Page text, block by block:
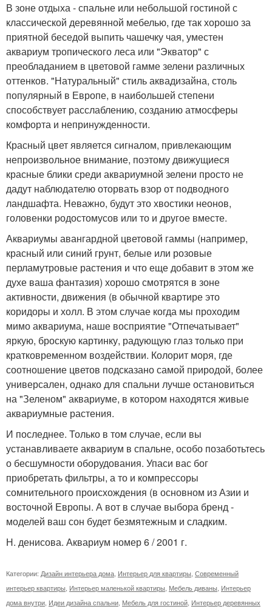
В зоне отдыха - спальне или небольшой гостиной с
классической деревянной мебелью, где так хорошо за
приятной беседой выпить чашечку чая, уместен
аквариум тропического леса или "Экватор" с
преобладанием в цветовой гамме зелени различных
оттенков. "Натуральный" стиль аквадизайна, столь
популярный в Европе, в наибольшей степени
способствует расслаблению, созданию атмосферы
комфорта и непринужденности.
Красный цвет является сигналом, привлекающим
непроизвольное внимание, поэтому движущиеся
красные блики среди аквариумной зелени просто не
дадут наблюдателю оторвать взор от подводного
ландшафта. Неважно, будут это хвостики неонов,
головенки родостомусов или то и другое вместе.
Аквариумы авангардной цветовой гаммы (например,
красный или синий грунт, белые или розовые
перламутровые растения и что еще добавит в этом же
духе ваша фантазия) хорошо смотрятся в зоне
активности, движения (в обычной квартире это
коридоры и холл. В этом случае когда мы проходим
мимо аквариума, наше восприятие "Отпечатывает"
яркую, броскую картинку, радующую глаз только при
кратковременном воздействии. Колорит моря, где
соотношение цветов подсказано самой природой, более
универсален, однако для спальни лучше остановиться
на "Зеленом" аквариуме, в котором находятся живые
аквариумные растения.
И последнее. Только в том случае, если вы
устанавливаете аквариум в спальне, особо позаботьтесь
о бесшумности оборудования. Упаси вас бог
приобретать фильтры, а то и компрессоры
сомнительного происхождения (в основном из Азии и
восточной Европы. А вот в случае выбора бренд -
моделей ваш сон будет безмятежным и сладким.
Н. денисова. Аквариум номер 6 / 2001 г.
Категории: Дизайн интерьера дома Интерьер для квартиры Современный
интерьер квартиры Интерьер маленькой квартиры Мебель диваны Интерьер
дома внутри Идеи дизайна спальни Мебель для гостиной Интерьер деревянных